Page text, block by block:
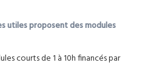
utiles proposent des modules
courts de 1 à 10h financés par